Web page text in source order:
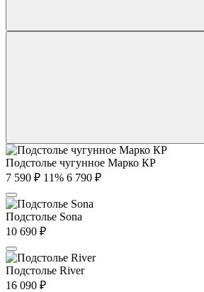
Подстолье чугунное Марко КР
7 590 ₽ 11% 6 790 ₽
Подстолье Sona
10 690 ₽
Подстолье River
16 090 ₽